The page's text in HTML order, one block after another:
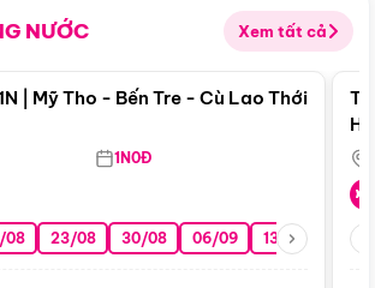
NƯỚC Xem tất cả
Điểm nổi bật
| Mỹ Tho - Bến Tre - Cù Lao Thới
1N0Đ
08 23/08 30/08 06/09 13/09 20/09